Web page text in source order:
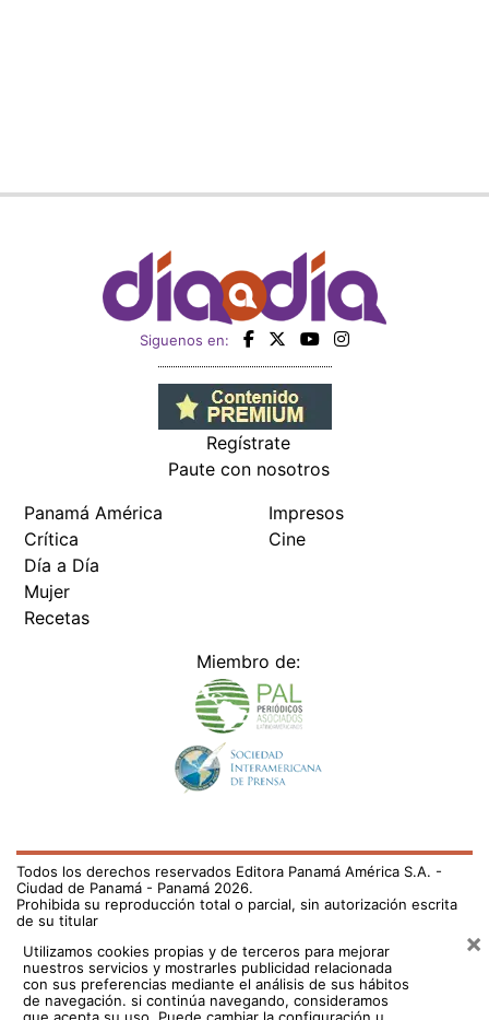
Siguenos en:
Regístrate
Paute con nosotros
Panamá América
Crítica
Día a Día
Mujer
Recetas
Impresos
Cine
Miembro de:
Todos los derechos reservados Editora Panamá América S.A. -
Ciudad de Panamá - Panamá 2026.
Prohibida su reproducción total o parcial, sin autorización escrita
de su titular
Utilizamos cookies propias y de terceros para mejorar
nuestros servicios y mostrarles publicidad relacionada
con sus preferencias mediante el análisis de sus hábitos
de navegación. si continúa navegando, consideramos
×